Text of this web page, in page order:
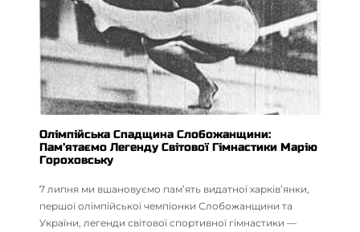
Олімпійська Спадщина Слобожанщини:
Пам’ятаємо Легенду Світової Гімнастики Марію
Гороховську
7 липня ми вшановуємо пам’ять видатної харків’янки,
першої олімпійської чемпіонки Слобожанщини та
України, легенди світової спортивної гімнастики —